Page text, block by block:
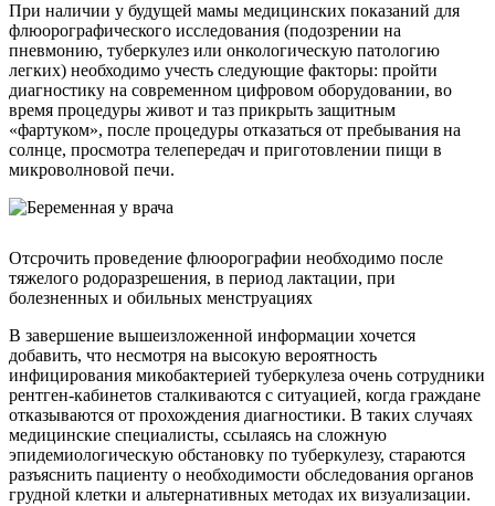
При наличии у будущей мамы медицинских показаний для
флюорографического исследования (подозрении на
пневмонию, туберкулез или онкологическую патологию
легких) необходимо учесть следующие факторы: пройти
диагностику на современном цифровом оборудовании, во
время процедуры живот и таз прикрыть защитным
«фартуком», после процедуры отказаться от пребывания на
солнце, просмотра телепередач и приготовлении пищи в
микроволновой печи.
Отсрочить проведение флюорографии необходимо после
тяжелого родоразрешения, в период лактации, при
болезненных и обильных менструациях
В завершение вышеизложенной информации хочется
добавить, что несмотря на высокую вероятность
инфицирования микобактерией туберкулеза очень сотрудники
рентген-кабинетов сталкиваются с ситуацией, когда граждане
отказываются от прохождения диагностики. В таких случаях
медицинские специалисты, ссылаясь на сложную
эпидемиологическую обстановку по туберкулезу, стараются
разъяснить пациенту о необходимости обследования органов
грудной клетки и альтернативных методах их визуализации.